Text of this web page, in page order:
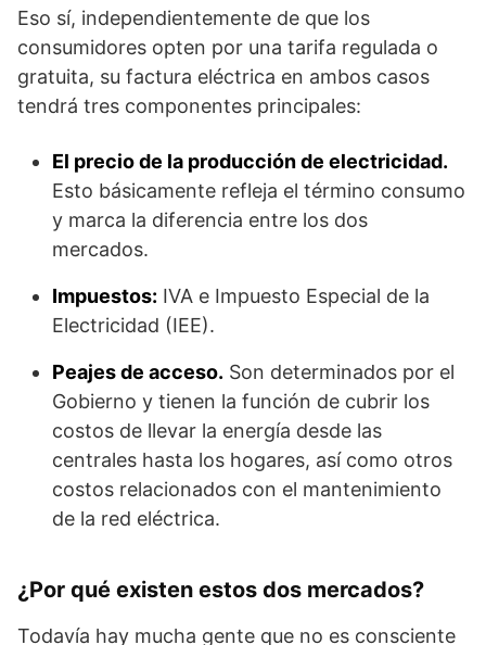
Eso sí, independientemente de que los
consumidores opten por una tarifa regulada o
gratuita, su factura eléctrica en ambos casos
tendrá tres componentes principales:
El precio de la producción de electricidad.
Esto básicamente refleja el término consumo
y marca la diferencia entre los dos
mercados.
Impuestos: IVA e Impuesto Especial de la
Electricidad (IEE).
Peajes de acceso. Son determinados por el
Gobierno y tienen la función de cubrir los
costos de llevar la energía desde las
centrales hasta los hogares, así como otros
costos relacionados con el mantenimiento
de la red eléctrica.
¿Por qué existen estos dos mercados?
Todavía hay mucha gente que no es consciente